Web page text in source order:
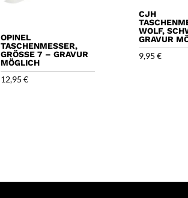
OPINEL
TASCHENMESSER,
GRÖSSE 7 – GRAVUR M
ÖGLICH
12,95€
CJH
WOLF,
GRAVUR
9,95€